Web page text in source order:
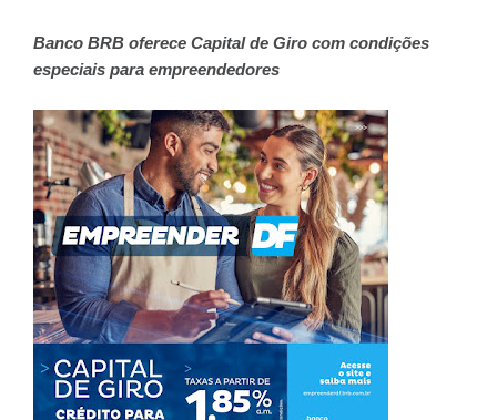
Banco BRB oferece Capital de Giro com condições
especiais para empreendedores